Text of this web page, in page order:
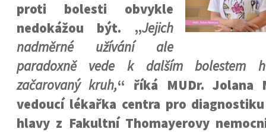
proti bolesti obvykle
nedokážou být. „Jejich
nadměrné užívání ale
paradoxně vede k dalším bolestem
začarovaný kruh,“ říká MUDr. Jolana
vedoucí lékařka centra pro
hlavy z Fakultní Thomayerovy